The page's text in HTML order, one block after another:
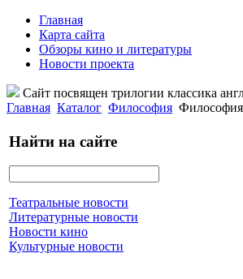
Главная
Карта сайта
Обзоры кино и литературы
Новости проекта
Сайт посвящен трилогии классика
Главная Каталог Философия
Найти на сайте
Театральные новости
Литературные новости
Новости кино
Культурные новости